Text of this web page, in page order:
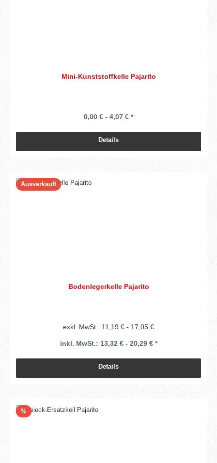
Mini-Kunststoffkelle Pajarito
0,00 € - 4,07 € *
Details
Ausverkauft
Bodenlegerkelle Pajarito
exkl. MwSt.: 11,19 € - 17,05 €
inkl. MwSt.: 13,32 € - 20,29 € *
Details
%Rabatt